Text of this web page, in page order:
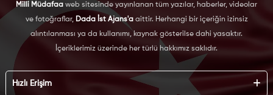
Milli Müdafaa web sitesinde yayınlanan tüm yazılar, haberler, videolar
ve fotoğraflar, Dada İst Ajans'aaittir. Herhangi bir içeriğin izinsiz
alıntılanması ya da kullanımı, kaynak gösterilse dahi yasaktır.
İçeriklerimiz üzerinde her türlü hakkımız saklıdır.
Hızlı Erişim